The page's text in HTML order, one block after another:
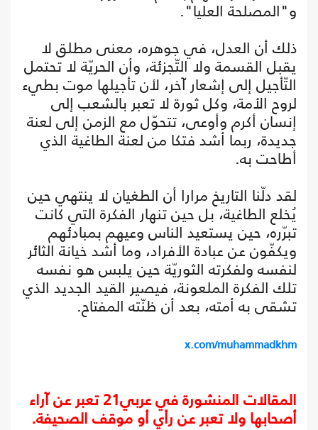
و"المصلحة العليا".
ذلك أن العدل، في جوهره، معنى مطلق لا
يقبل القسمة ولا التّجزئة، وأن الحريّة لا تحتمل
التّأجيل إلى إشعار آخر، لأن تأجيلها موت بطيء
لروح الأمة، وكل ثورة لا تعبر بالشعب إلى
إنسان أكرم وأوعى، تتحوّل مع الزمن إلى لعنة
جديدة، ربما أشد فتكا من لعنة الطاغية الذي
أطاحت به.
لقد دلّنا التاريخ مرارا أن الطغيان لا ينتهي حين
يُخلع الطاغية، بل حين تنهار الفكرة التي كانت
تبرّره، حين يستعيد الناس وعيهم بمبادئهم
ويكفّون عن عبادة الأفراد، وما أشد خيانة الثائر
لنفسه ولفكرته الثوريّة حين يلبس هو نفسه
تلك الفكرة الملعونة، فيصير القيد الجديد الذي
تشقى به أمته، بعد أن ظنّته المفتاح.
x.com/muhammadkhm
المقالات المنشورة في عربي21 تعبر عن آراء
أصحابها ولا تعبر عن رأي أو موقف الصحيفة.